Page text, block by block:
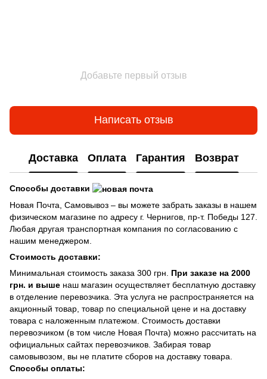
Добавьте первый отзыв
Написать отзыв
Доставка Оплата Гарантия Возврат
Способы доставки
Новая Почта, Самовывоз – вы можете забрать заказы в нашем
физическом магазине по адресу г. Чернигов, пр-т. Победы 127.
Любая другая транспортная компания по согласованию с
нашим менеджером.
Стоимость доставки:
Минимальная стоимость заказа 300 грн. При заказе на 2000
грн. и выше наш магазин осуществляет бесплатную доставку
в отделение перевозчика. Эта услуга не распространяется на
акционный товар, товар по специальной цене и на доставку
товара с наложенным платежом. Стоимость доставки
перевозчиком (в том числе Новая Почта) можно рассчитать на
официальных сайтах перевозчиков. Забирая товар
самовывозом, вы не платите сборов на доставку товара.
Способы оплаты: